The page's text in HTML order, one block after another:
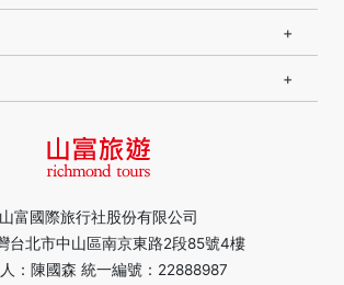
山富國際旅行社股份有限公司
台北市中山區南京東路2段85號4樓
：陳國森 統一編號：22888987